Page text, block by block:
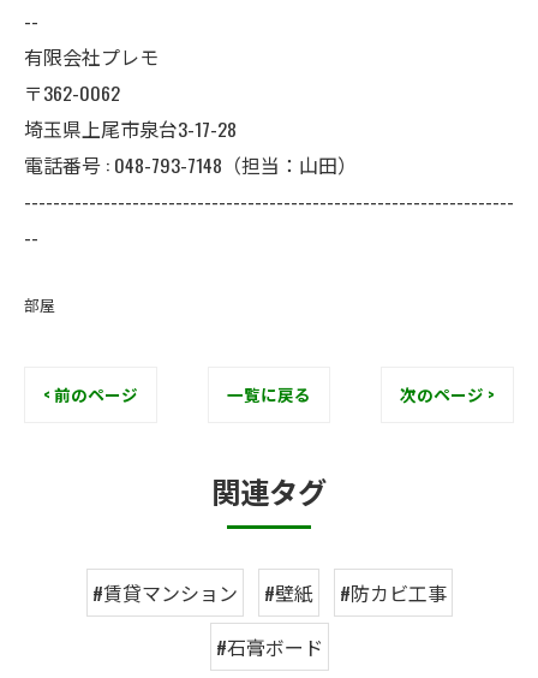
--
有限会社プレモ
〒362-0062
埼玉県上尾市泉台3-17-28
電話番号 : 048-793-7148（担当：山田）
--------------------------------------------------------------------
--
部屋
< 前のページ 一覧に戻る 次のページ >
関連タグ
#賃貸マンション #壁紙
#防カビ工事
#石膏ボード